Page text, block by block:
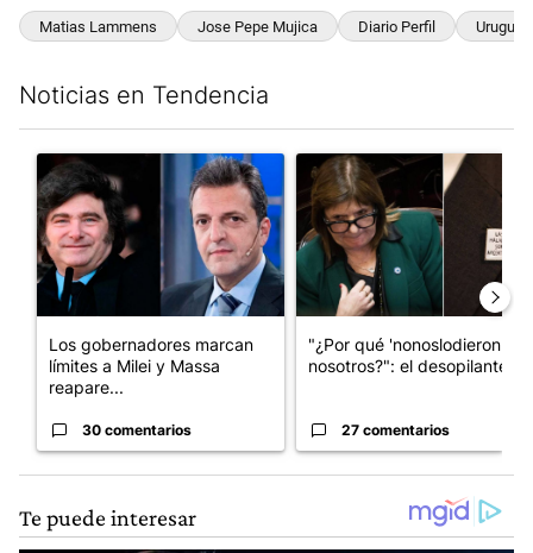
Matias Lammens Jose Pepe Mujica Diario Perfil Uruguay
Noticias en Tendencia
Un artículo de tendencia con el título "Los gobernadores
Los gobernadores marcan
límites a Milei y Massa
reapare...
30 comentarios
Un artículo de tendencia
"¿Por qué 'nonoslodieron' a
nosotros?": el desopilante ...
27 comentarios